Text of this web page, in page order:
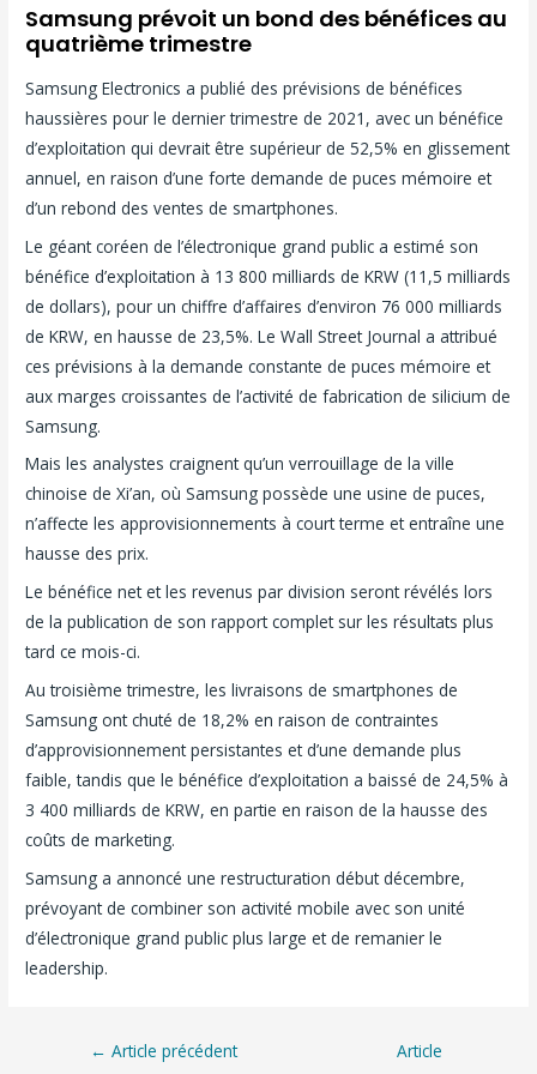
Samsung prévoit un bond des bénéfices au
quatrième trimestre
Samsung Electronics a publié des prévisions de bénéfices
haussières pour le dernier trimestre de 2021, avec un bénéfice
d’exploitation qui devrait être supérieur de 52,5% en glissement
annuel, en raison d’une forte demande de puces mémoire et
d’un rebond des ventes de smartphones.
Le géant coréen de l’électronique grand public a estimé son
bénéfice d’exploitation à 13 800 milliards de KRW (11,5 milliards
de dollars), pour un chiffre d’affaires d’environ 76 000 milliards
de KRW, en hausse de 23,5%. Le Wall Street Journal a attribué
ces prévisions à la demande constante de puces mémoire et
aux marges croissantes de l’activité de fabrication de silicium de
Samsung.
Mais les analystes craignent qu’un verrouillage de la ville
chinoise de Xi’an, où Samsung possède une usine de puces,
n’affecte les approvisionnements à court terme et entraîne une
hausse des prix.
Le bénéfice net et les revenus par division seront révélés lors
de la publication de son rapport complet sur les résultats plus
tard ce mois-ci.
Au troisième trimestre, les livraisons de smartphones de
Samsung ont chuté de 18,2% en raison de contraintes
d’approvisionnement persistantes et d’une demande plus
faible, tandis que le bénéfice d’exploitation a baissé de 24,5% à
3 400 milliards de KRW, en partie en raison de la hausse des
coûts de marketing.
Samsung a annoncé une restructuration début décembre,
prévoyant de combiner son activité mobile avec son unité
d’électronique grand public plus large et de remanier le
leadership.
← Article précédent
Article